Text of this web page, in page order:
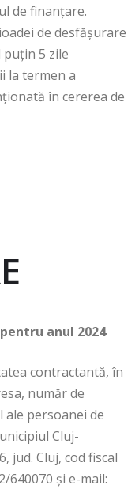
de finanțare.
de desfășurare
puțin 5 zile
la termen a
în cererea de
anul 2024
contractantă, în
număr de
ale persoanei de
Cluj-
jud. Cluj, cod fiscal
640070 şi e-mail: